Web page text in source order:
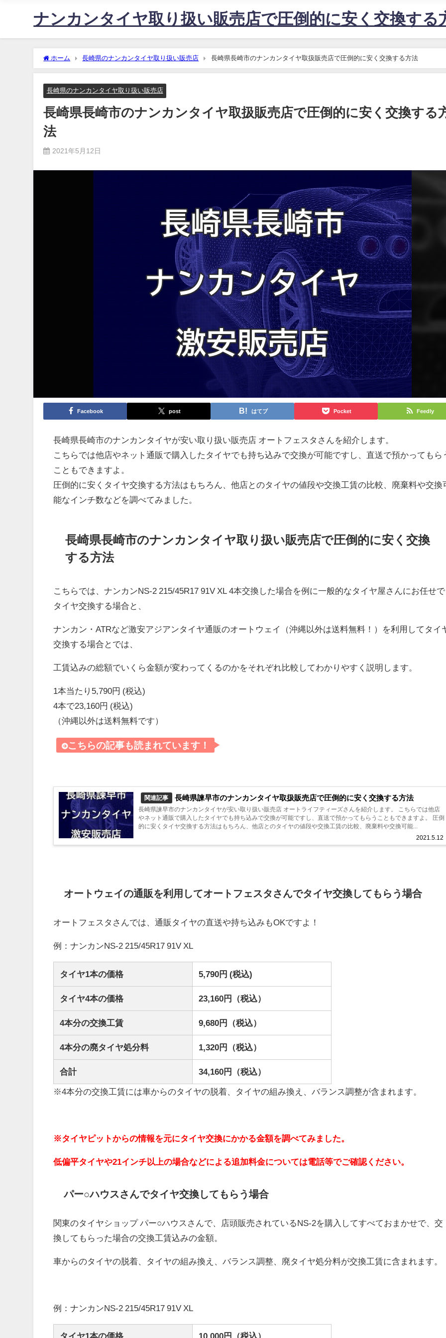
ナンカンタイヤ取り扱い販売店で圧倒的に安く交換する
ホーム 長崎県のナンカンタイヤ取り扱い販売店 長崎県長崎市のナンカンタイヤ取扱販売店で圧倒的に安く交換する方法
長崎県のナンカンタイヤ取り扱い販売店
長崎県長崎市のナンカンタイヤ取扱販売店で圧倒的に安く交換する
法
2021年5月12日
Facebook post はてブ Pocket Feedly
長崎県長崎市のナンカンタイヤが安い取り扱い販売店 オートフェスタさんを紹介します。
こちらでは他店やネット通販で購入したタイヤでも持ち込みで交換が可能ですし、直送で預かってもら
こともできますよ。
圧倒的に安くタイヤ交換する方法はもちろん、他店とのタイヤの値段や交換工賃の比較、廃棄料や交換
能なインチ数などを調べてみました。
長崎県長崎市のナンカンタイヤ取り扱い販売店で圧倒的に安く交換
する方法
こちらでは、ナンカンNS-2 215/45R17 91V XL 4本交換した場合を例に一般的なタイヤ屋さんにお任せで
タイヤ交換する場合と、
ナンカン・ATRなど激安アジアンタイヤ通販のオートウェイ（沖縄以外は送料無料！）を利用してタイ
交換する場合とでは、
工賃込みの総額でいくら金額が変わってくるのかをそれぞれ比較してわかりやすく説明します。
1本当たり5,790円 (税込)
4本で23,160円 (税込)
（沖縄以外は送料無料です）
こちらの記事も読まれています！
関連記事 長崎県諫早市のナンカンタイヤ取扱販売店で圧倒的に安く交換する方法
2021.5.12
長崎県諫早市のナンカンタイヤが安い取り扱い販売店 オートライフティーズさんを紹介します。 こちらでは他店
やネット通販で購入したタイヤでも持ち込みで交換が可能ですし、直送で預かってもらうこともできますよ。 圧倒
的に安くタイヤ交換する方法はもちろん、他店とのタイヤの値段や交換工賃の比較、廃棄料や交換可能...
オートウェイの通販を利用してオートフェスタさんでタイヤ交換してもらう場合
オートフェスタさんでは、通販タイヤの直送や持ち込みもOKですよ！
例：ナンカンNS-2 215/45R17 91V XL
タイヤ1本の価格 5,790円 (税込)
タイヤ4本の価格 23,160円（税込）
4本分の交換工賃 9,680円（税込）
4本分の廃タイヤ処分料 1,320円（税込）
合計 34,160円（税込）
※4本分の交換工賃には車からのタイヤの脱着、タイヤの組み換え、バランス調整が含まれます。
※タイヤピットからの情報を元にタイヤ交換にかかる金額を調べてみました。
低偏平タイヤや21インチ以上の場合などによる追加料金については電話等でご確認ください。
パー○ハウスさんでタイヤ交換してもらう場合
関東のタイヤショップ パー○ハウスさんで、店頭販売されているNS-2を購入してすべておまかせで、交
換してもらった場合の交換工賃込みの金額。
車からのタイヤの脱着、タイヤの組み換え、バランス調整、廃タイヤ処分料が交換工賃に含まれます。
例：ナンカンNS-2 215/45R17 91V XL
タイヤ1本の価格 10,000円（税込）